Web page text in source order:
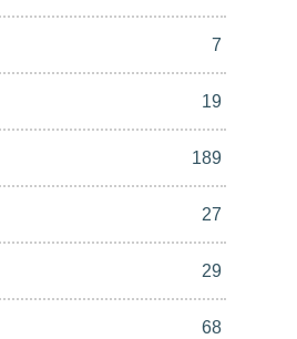
7
19
189
27
29
68